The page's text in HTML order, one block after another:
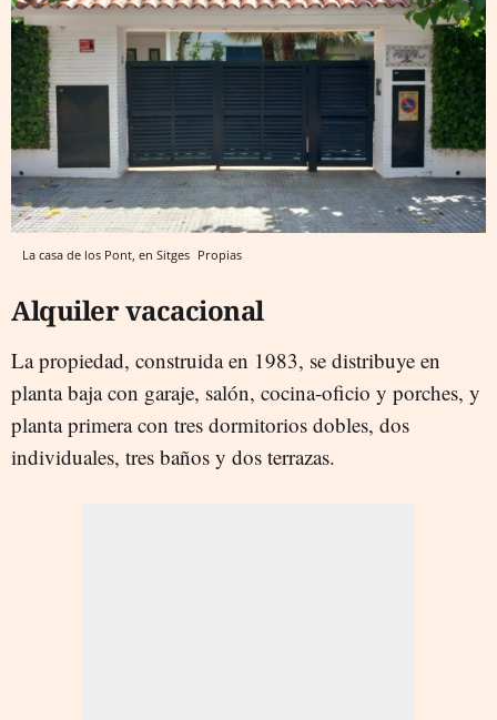
La casa de los Pont, en Sitges Propias
Alquiler vacacional
La propiedad, construida en 1983, se distribuye en
planta baja con garaje, salón, cocina-oficio y porches, y
planta primera con tres dormitorios dobles, dos
individuales, tres baños y dos terrazas.